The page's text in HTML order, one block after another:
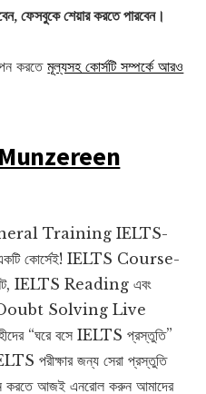
ফেসবুকে শেয়ার করতে পারবেন।
করতেমূল্যসহ কোর্সটি সম্পর্কে আরও
Training IELTS-
একটি কোর্সেই! IELTS Course-
শিট, IELTS Reading এবং
Solving Live
“ঘরে বসে IELTS প্রস্তুতি”
পরীক্ষার জন্য সেরা প্রস্তুতি
করতে আজই এনরোল করুন আমাদের